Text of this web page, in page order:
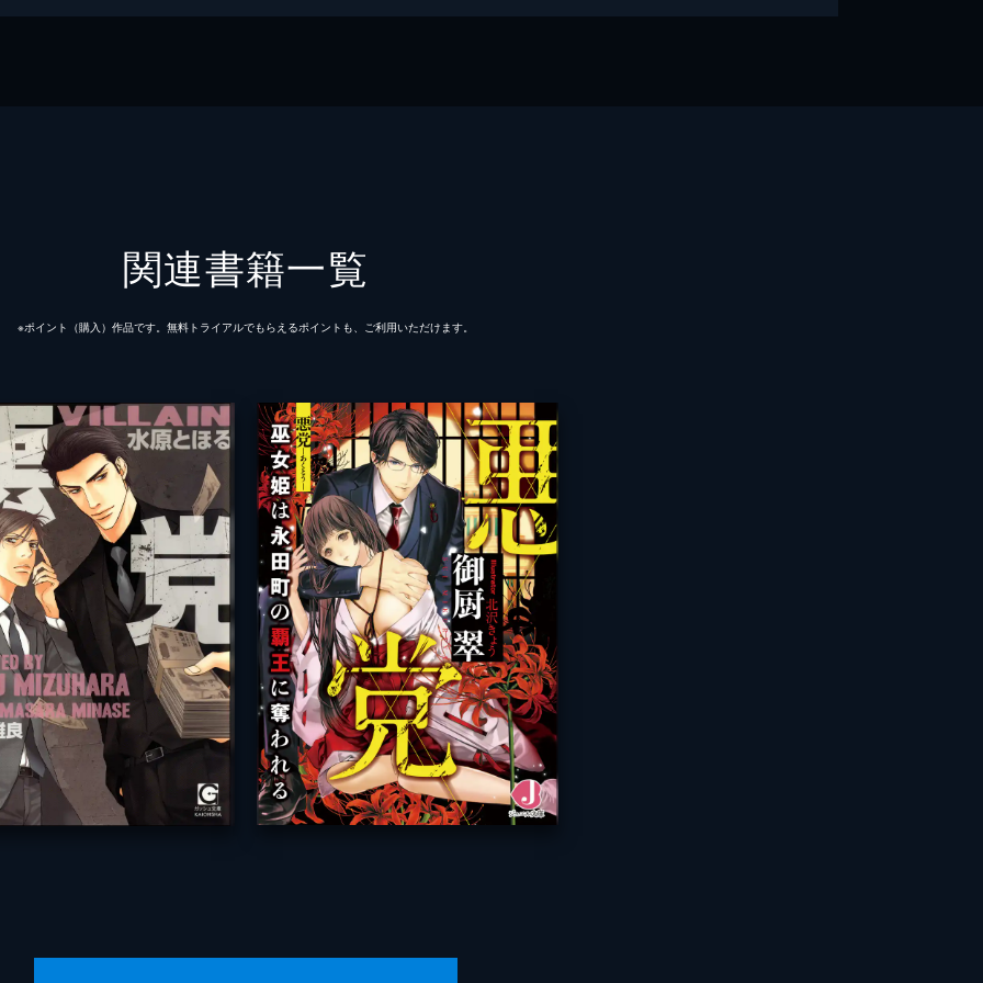
関連書籍一覧
※ポイント（購⼊）作品です。無料トライアルでもらえるポイントも、ご利⽤いただけます。